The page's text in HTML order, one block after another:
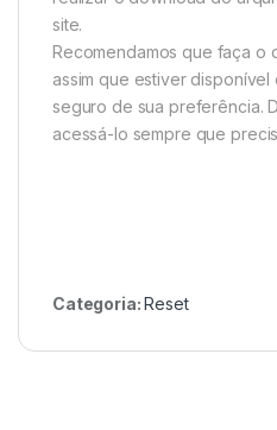
site.
Recomendamos que faça o
assim que estiver disponível
seguro de sua preferência.
acessá-lo sempre que
Categoria:Reset